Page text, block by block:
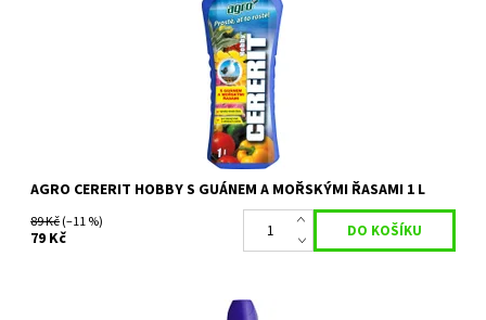
Skladem 1 ks
AGRO CERERIT HOBBY S GUÁNEM A MOŘSKÝMI ŘASAMI 1 L
89 Kč(–11 %)
79 Kč